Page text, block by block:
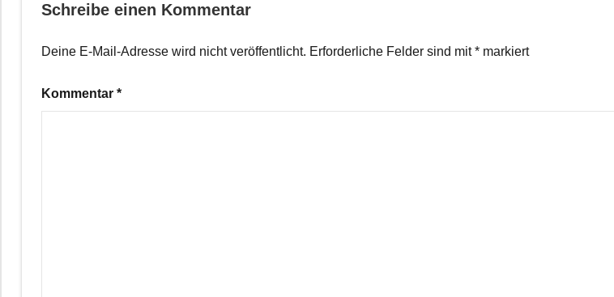
Schreibe einen Kommentar
Deine E-Mail-Adresse wird nicht veröffentlicht. Erforderliche Felder sind mit* markiert
Kommentar *